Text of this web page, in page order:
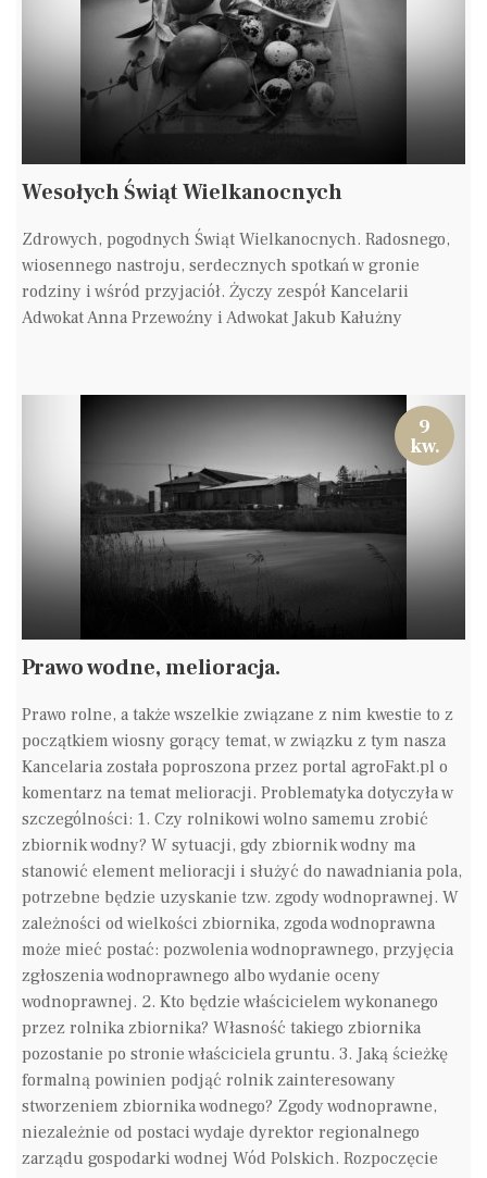
Wesołych Świąt Wielkanocnych
Zdrowych, pogodnych Świąt Wielkanocnych. Radosnego,
wiosennego nastroju, serdecznych spotkań w gronie
rodziny i wśród przyjaciół. Życzy zespół Kancelarii
Adwokat Anna Przewoźny i Adwokat Jakub Kałużny
9
kw.
Prawo wodne, melioracja.
Prawo rolne, a także wszelkie związane z nim kwestie to z
początkiem wiosny gorący temat, w związku z tym nasza
Kancelaria została poproszona przez portal agroFakt.pl o
komentarz na temat melioracji. Problematyka dotyczyła w
szczególności: 1. Czy rolnikowi wolno samemu zrobić
zbiornik wodny? W sytuacji, gdy zbiornik wodny ma
stanowić element melioracji i służyć do nawadniania pola,
potrzebne będzie uzyskanie tzw. zgody wodnoprawnej. W
zależności od wielkości zbiornika, zgoda wodnoprawna
może mieć postać: pozwolenia wodnoprawnego, przyjęcia
zgłoszenia wodnoprawnego albo wydanie oceny
wodnoprawnej. 2. Kto będzie właścicielem wykonanego
przez rolnika zbiornika? Własność takiego zbiornika
pozostanie po stronie właściciela gruntu. 3. Jaką ścieżkę
formalną powinien podjąć rolnik zainteresowany
stworzeniem zbiornika wodnego? Zgody wodnoprawne,
niezależnie od postaci wydaje dyrektor regionalnego
zarządu gospodarki wodnej Wód Polskich. Rozpoczęcie